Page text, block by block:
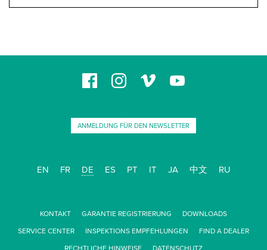
MODEL
MODEL
MODEL
MODEL
MODEL
MODEL
MODEL
ANMELDUNG FÜR DEN NEWSLETTER
EN FR DE ES PT IT JA 中文 RU
KONTAKT GARANTIE REGISTRIERUNG DOWNLOADS
SERVICE CENTER INSPEKTIONS EMPFEHLUNGEN FIND A DEALER
RECHTLICHE HINWEISE DATENSCHUTZ